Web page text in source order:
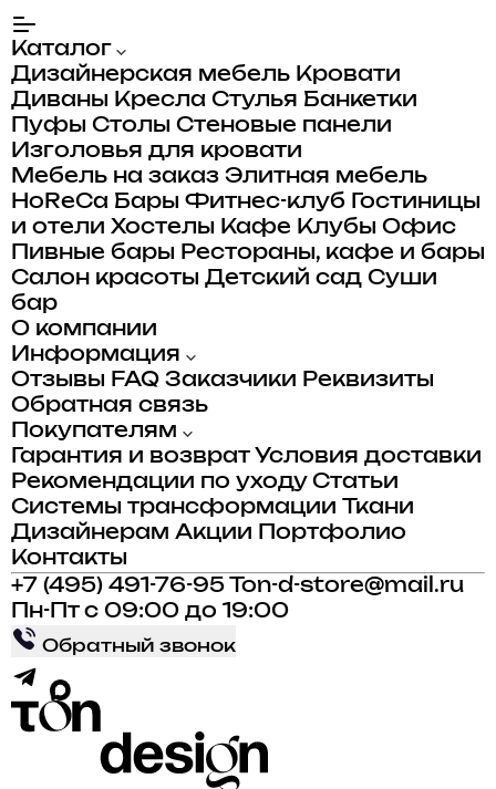
Каталог
Дизайнерская мебель Кровати
Диваны Кресла Стулья Банкетки
Пуфы Столы Стеновые панели
Изголовья для кровати
Мебель на заказ Элитная мебель
HoReCa Бары Фитнес-клуб
Гостиницы
и отели Хостелы Кафе Клубы Офис
Пивные бары Рестораны, кафе и бары
Салон красоты Детский сад Суши
бар
О компании
Информация
Отзывы FAQ Заказчики Реквизиты
Обратная связь
Покупателям
Гарантия и возврат Условия доставки
Рекомендации по уходу Статьи
Системы трансформации
Ткани
Дизайнерам Акции
Портфолио
Контакты
+7 (495) 491-76-95
Ton-d-store@mail.ru
Пн-Пт с 09:00 до 19:00
Обратный звонок